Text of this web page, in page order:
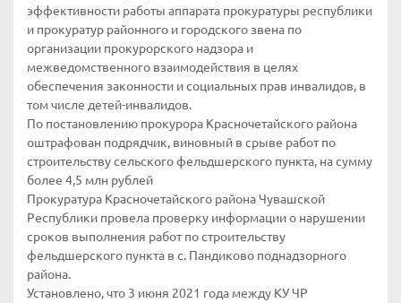
эффективности работы аппарата прокуратуры республики
и прокуратур районного и городского звена по
организации прокурорского надзора и
межведомственного взаимодействия в целях
обеспечения законности и социальных прав инвалидов, в
том числе детей-инвалидов.
По постановлению прокурора Красночетайского района
оштрафован подрядчик, виновный в срыве работ по
строительству сельского фельдшерского пункта, на сумму
более 4,5 млн рублей
Прокуратура Красночетайского района Чувашской
Республики провела проверку информации о нарушении
сроков выполнения работ по строительству
фельдшерского пункта в с. Пандиково поднадзорного
района.
Установлено, что 3 июня 2021 года между КУ ЧР